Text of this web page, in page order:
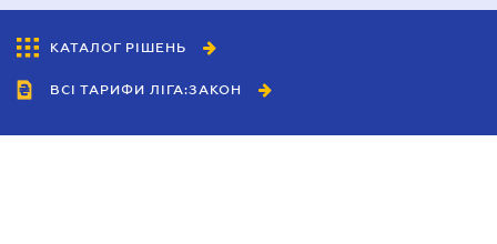
КАТАЛОГ РІШЕНЬ
ВСІ ТАРИФИ ЛІГА:ЗАКОН